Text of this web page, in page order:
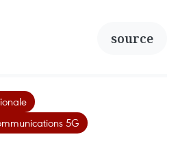
source
5G